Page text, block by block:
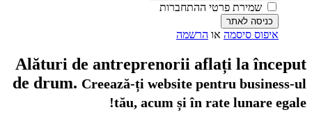
שמירת פרטי ההתחברות
איפוס סיסמה או הרשמה
Alături de antreprenorii aflați la început
de drum. Creează-ți website pentru business-ul
tău, acum și în rate lunare egale!